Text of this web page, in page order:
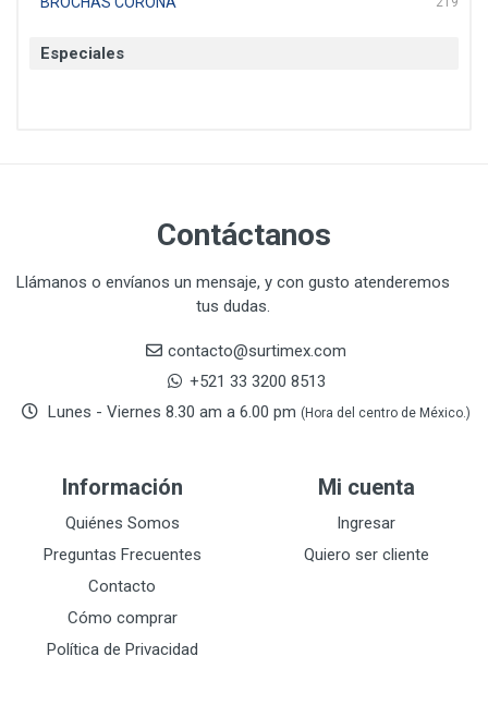
CAT
CRAFTSMAN 77
DEWALT ACCESORIOS
DEWALT HTA.MANUAL
DREMEL
E-Z WELD
EATON (COOPER-HARROW HARD)
EATON ROYER
Especiales
Contáctanos
Llámanos o envíanos un mensaje, y con gusto atenderemos
tus dudas.
contacto@surtimex.com
+521 33 3200 8513
Lunes - Viernes 8.30 am a 6.00 pm (Hora del centro de México.)
Información
Quiénes Somos
Preguntas Frecuentes
Contacto
Cómo comprar
Política de Privacidad
Mi cuenta
Ingresar
Quiero ser cliente